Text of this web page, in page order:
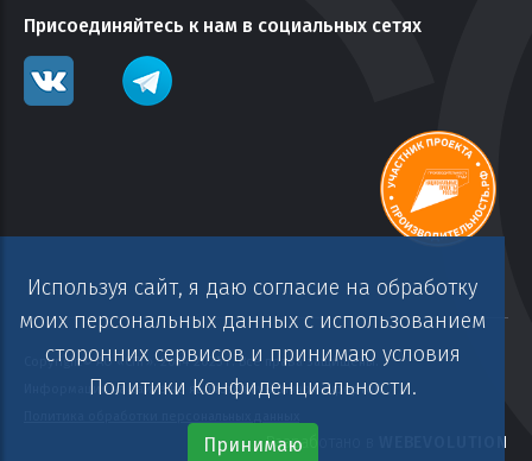
Присоединяйтесь к нам в социальных сетях
Copyright© АО «СПГ». 2014-2025 г. Все права защищены.
Информация на сайте не является публичной офертой.
Разработано в WEBEVOLUTION
Используя сайт, я даю согласие на обработку
Политики Конфиденциальности.